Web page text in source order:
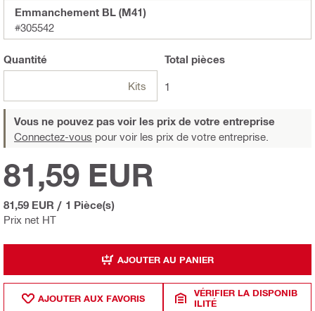
Emmanchement BL (M41)
#305542
Quantité
Kits
Total pièces
1
Vous ne pouvez pas voir les prix de votre entreprise
Connectez-vous pour voir les prix de votre entreprise.
Prix net HT
81,59 EUR
81,59 EUR / 1 Pièce(s)
AJOUTER AU PANIER
AJOUTER AUX FAVORIS
VÉRIFIER LA DISPONIB
ILITÉ